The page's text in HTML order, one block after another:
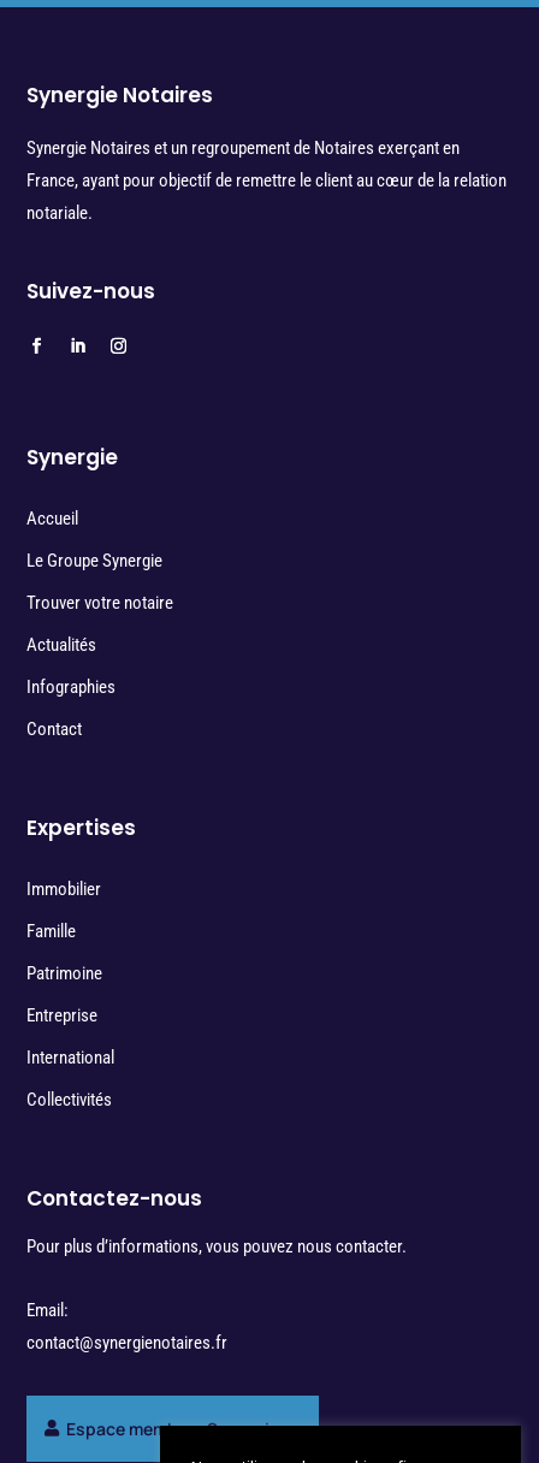
Synergie Notaires
Synergie Notaires et un regroupement de Notaires exerçant en
France, ayant pour objectif de remettre le client au cœur de la relation
notariale.
Suivez-nous
Synergie
Accueil
Le Groupe Synergie
Trouver votre notaire
Actualités
Infographies
Contact
Expertises
Immobilier
Famille
Patrimoine
Entreprise
International
Collectivités
Contactez-nous
Pour plus d’informations, vous pouvez nous contacter.
Email:
contact@synergienotaires.fr
Espace membres Synergie